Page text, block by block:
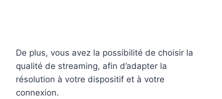
De plus, vous avez la possibilité de choisir la
qualité de streaming, afin d’adapter la
résolution à votre dispositif et à votre
connexion.